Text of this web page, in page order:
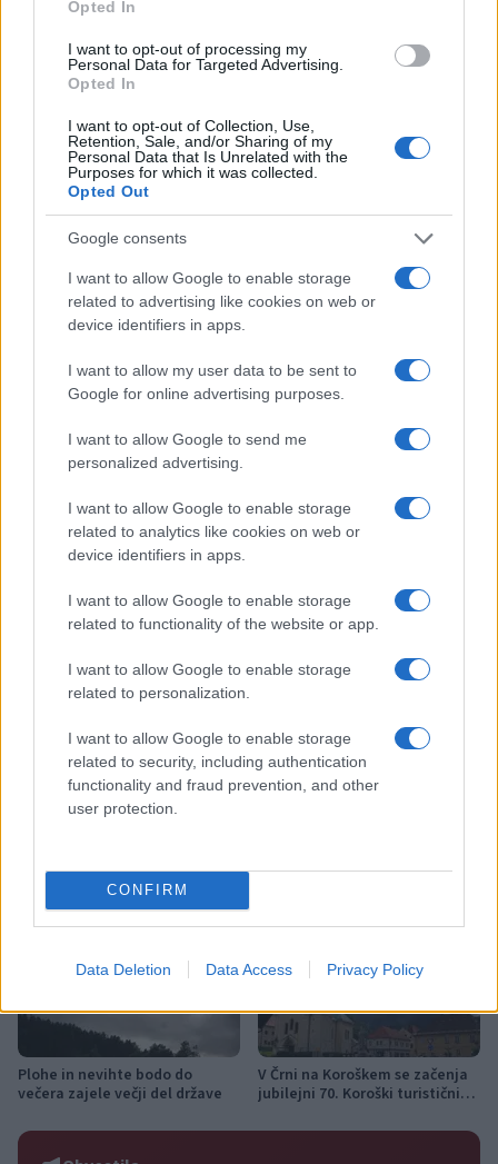
Opted In
I want to opt-out of processing my
Personal Data for Targeted Advertising.
Opted In
I want to opt-out of Collection, Use,
Retention, Sale, and/or Sharing of my
Personal Data that Is Unrelated with the
Purposes for which it was collected.
Opted Out
Google consents
I want to allow Google to enable storage
related to advertising like cookies on web or
device identifiers in apps.
I want to allow my user data to be sent to
Google for online advertising purposes.
I want to allow Google to send me
personalized advertising.
I want to allow Google to enable storage
related to analytics like cookies on web or
device identifiers in apps.
I want to allow Google to enable storage
related to functionality of the website or app.
I want to allow Google to enable storage
related to personalization.
I want to allow Google to enable storage
related to security, including authentication
functionality and fraud prevention, and other
user protection.
CONFIRM
Data Deletion Data Access Privacy Policy
Muta
Kategorije: Novice
Več iz kraja Muta
Freestyle navdušuje s poletno
prilagojenimi cenami koles
Pol stoletja glasbe na tromeji:
Graška Gora obeležuje 50.
(VIDEO) Skupina iTAK
predstavlja poletno uspešnico
Jutro, ki ga Koroška ne bo nikoli
pozabila: Tri leta od uničujoče
Več iz kategorije Novice
V torek ob nespremenjenih
progah in atraktivni Car Meet
Plohe in nevihte bodo do
večera zajele večji del države
V Črni na Koroškem se začenja
jubilejni 70. Koroški turistični